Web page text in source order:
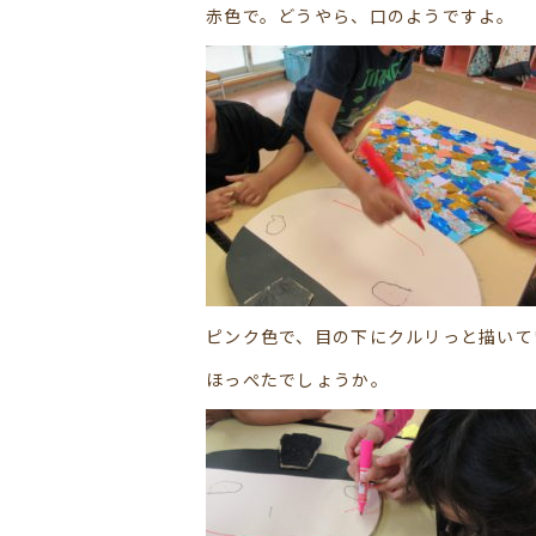
赤色で。どうやら、口のようですよ。
ピンク色で、目の下にクルリっと描い
ほっぺたでしょうか。